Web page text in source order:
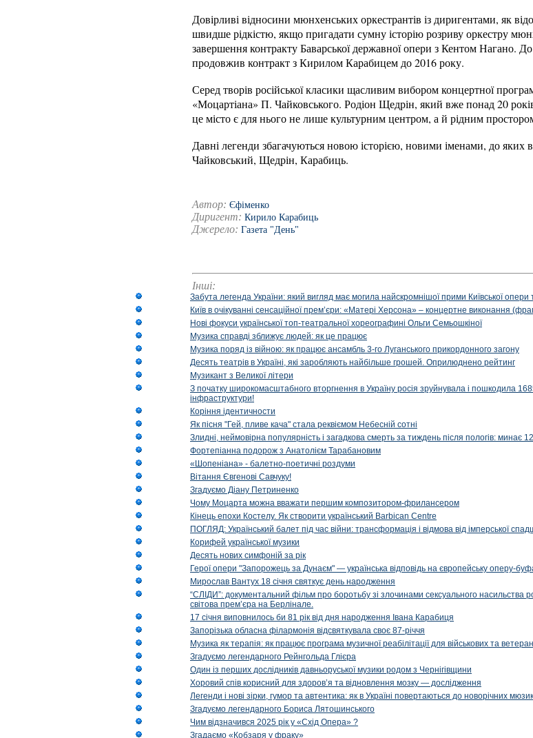
Довірливі відносини мюнхенських оркестрантів із диригентами, як
швидше рідкістю, якщо пригадати сумну історію розриву оркестру
завершення контракту Баварської державної опери з Кентом Нагано.
продовжив контракт з Кирилом Карабицем до 2016 року.
Серед творів російської класики щасливим вибором концертної
«Моцартіана» П. Чайковського. Родіон Щедрін, який вже понад 20
це місто є для нього не лише культурним центром, а й рідним
Давні легенди збагачуються новою історією, новими іменами, до
Чайковський, Щедрін, Карабиць.
Автор: Єфімeнко
Диригент: Кирило Карабиць
Джерело: Газета "День"
Інші:
Забута легенда України: який вигляд має могила найскромнішої прими Київської опери
Київ в очікуванні сенсаційної прем’єри: «Матері Херсона» – концертне виконання
Нові фокуси української топ-театральної хореографині Ольги Семьошкіної
Музика справді зближує людей: як це працює
Музика поряд із війною: як працює ансамбль 3-го Луганського прикордонного загону
Десять театрів в Україні, які заробляють найбільше грошей. Оприлюднено рейтинг
Музикант з Великої літери
З початку широкомасштабного вторгнення в Україну росія зруйнувала і пошкодила
інфраструктури!
Коріння ідентичности
Як пісня "Гей, пливе кача" стала реквіємом Небесній сотні
Злидні, неймовірна популярність і загадкова смерть за тиждень після пологів:
Фортепіанна подорож з Анатолієм Тарабановим
«Шопеніана» - балетно-поетичні роздуми
Вітання Євгенові Савчуку!
Згадуємо Діану Петриненко
Чому Моцарта можна вважати першим композитором-фрилансером
Кінець епохи Костелу. Як створити український Barbican Centre
ПОГЛЯД: Український балет під час війни: трансформація і відмова від імперської
Корифей української музики
Десять нових симфоній за рік
Герої опери "Запорожець за Дунаєм" — українська відповідь на європейську оперу-
Мирослав Вантух 18 січня святкує день народження
“СЛІДИ”: документальний фільм про боротьбу зі злочинами сексуального насильства
світова прем’єра на Берлінале.
17 січня виповнилось би 81 рік від дня народження Івана Карабиця
Запорізька обласна філармонія відсвяткувала своє 87-річчя
Музика як терапія: як працює програма музичної реабілітації для військових та
Згадуємо легендарного Рейнгольда Глієра
Один із перших дослідників давньоруської музики родом з Чернігівщини
Хоровий спів корисний для здоров’я та відновлення мозку — дослідження
Легенди і нові зірки, гумор та автентика: як в Україні повертаються до новорічних
Згадуємо легендарного Бориса Лятошинського
Чим відзначився 2025 рік у «Схід Опера» ?
Згадаємо «Кобзаря у фраку»